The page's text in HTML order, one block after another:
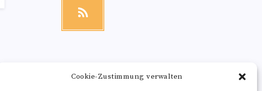
Cookie-Zustimmung verwalten
RSS